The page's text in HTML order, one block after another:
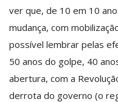
ver que, de 10 em 10
mudança, com
possível lembrar pelas
50 anos do golpe, 40
abertura, com a
derrota do governo (o